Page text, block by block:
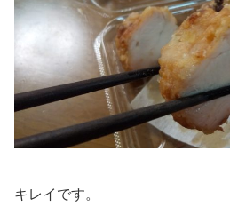
キレイです。